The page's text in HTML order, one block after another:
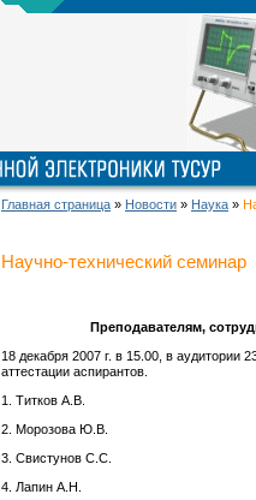
Главная страница » Новости » Наука »
Научно-технический семинар
Преподавателям,
18 декабря 2007 г. в 15.00, в
аттестации аспирантов.
1. Титков А.В.
2. Морозова Ю.В.
3. Свистунов С.С.
4. Лапин А.Н.